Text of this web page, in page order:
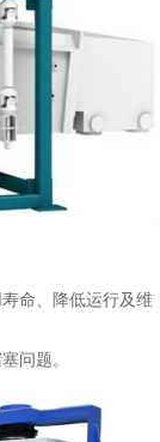
命、降低运行及维
问题。